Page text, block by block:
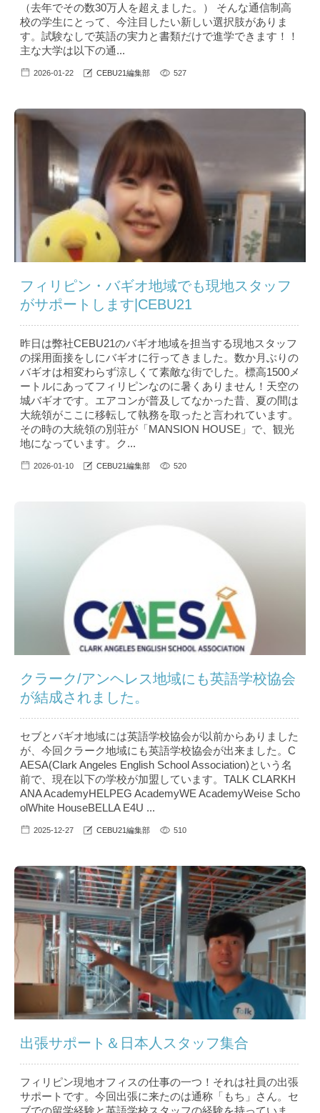
（去年でその数30万人を超えました。） そんな通信制高
校の学生にとって、今注目したい新しい選択肢がありま
す。試験なしで英語の実力と書類だけで進学できます！！
主な大学は以下の通...
2026-01-22 CEBU21編集部 527
フィリピン・バギオ地域でも現地スタッフ
がサポートします|CEBU21
昨日は弊社CEBU21のバギオ地域を担当する現地スタッフ
の採用面接をしにバギオに行ってきました。数か月ぶりの
バギオは相変わらず涼しくて素敵な街でした。標高1500メ
ートルにあってフィリピンなのに暑くありません！天空の
城バギオです。エアコンが普及してなかった昔、夏の間は
大統領がここに移転して執務を取ったと言われています。
その時の大統領の別荘が「MANSION HOUSE」で、観光
地になっています。ク...
2026-01-10 CEBU21編集部 520
クラーク/アンヘレス地域にも英語学校協会
が結成されました。
セブとバギオ地域には英語学校協会が以前からありました
が、今回クラーク地域にも英語学校協会が出来ました。C
AESA(Clark Angeles English School Association)という名
前で、現在以下の学校が加盟しています。TALK CLARKH
ANA AcademyHELPEG AcademyWE AcademyWeise Scho
olWhite HouseBELLA E4U ...
2025-12-27 CEBU21編集部 510
出張サポート＆日本人スタッフ集合
フィリピン現地オフィスの仕事の一つ！それは社員の出張
サポートです。今回出張に来たのは通称「もち」さん。セ
ブでの留学経験と英語学校スタッフの経験を持っていま